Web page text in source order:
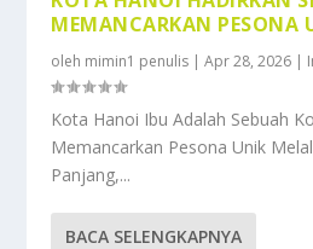
MEMANCARKAN PESONA
oleh mimin1 penulis |Apr 28, 2026 |
Kota Hanoi Ibu Adalah Sebuah
Memancarkan Pesona Unik
Panjang,...
BACA SELENGKAPNYA